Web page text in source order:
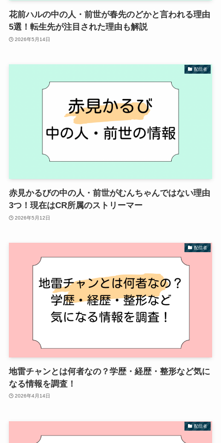
花前ハルの中の人・前世が春先のどかと言われる理由
5選！転生先が注目された理由も解説
2026年5月14日
配信者
赤見かるびの中の人・前世がむんちゃんではない理由
3つ！現在はCR所属のストリーマー
2026年5月12日
配信者
地雷チャンとは何者なの？学歴・経歴・整形など気に
なる情報を調査！
2026年4月14日
配信者